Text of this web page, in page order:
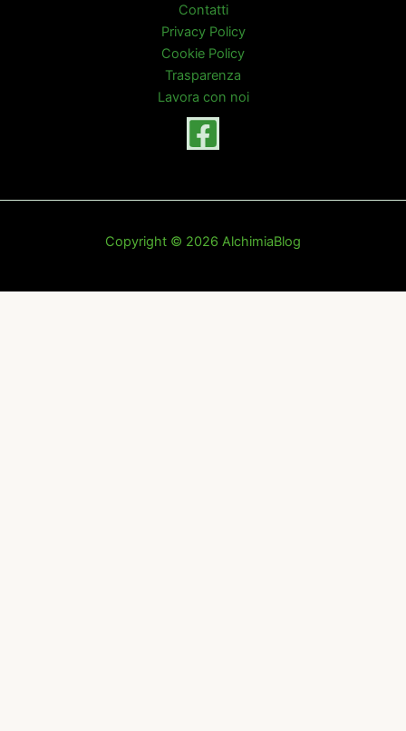
Contatti
Privacy Policy
Cookie Policy
Trasparenza
Lavora con noi
Copyright © 2026 AlchimiaBlog